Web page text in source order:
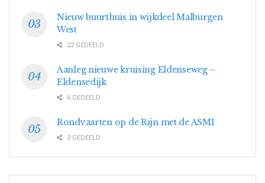
Nieuw buurthuis in wijkdeel Malburgen
West
22 GEDEELD
Aanleg nieuwe kruising Eldenseweg –
Eldensedijk
6 GEDEELD
Rondvaarten op de Rijn met de ASM1
3 GEDEELD